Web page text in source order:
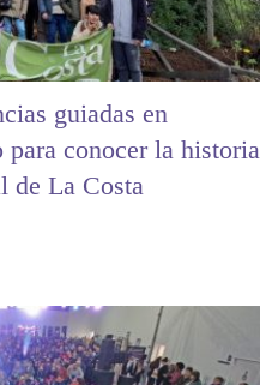
guiadas en
conocer la historia
de La Costa